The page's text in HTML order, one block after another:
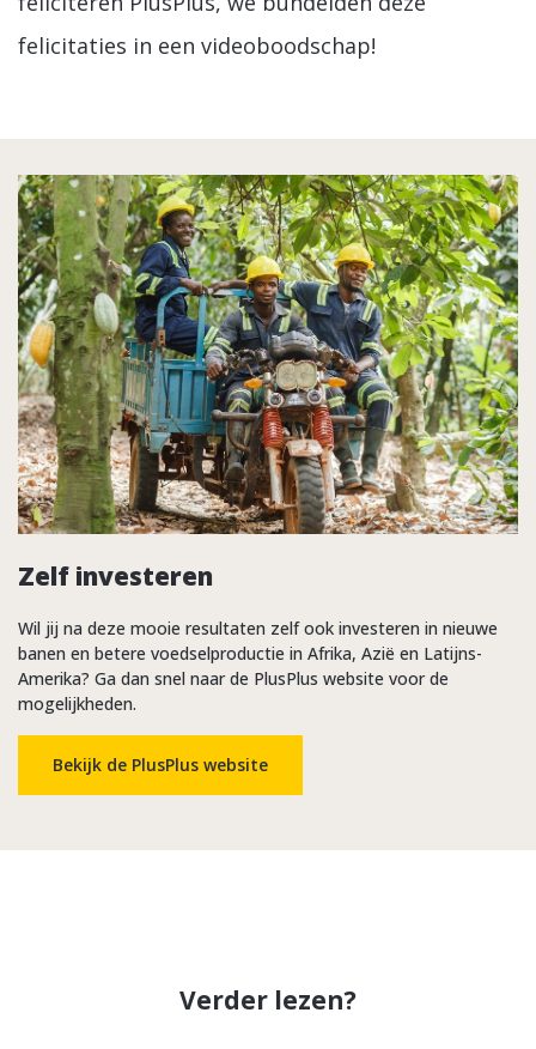
felicitaties in een videoboodschap!
Zelf investeren
Wil jij na deze mooie resultaten zelf ook investeren in nieuwe
banen en betere voedselproductie in Afrika, Azië en Latijns-
Amerika? Ga dan snel naar de PlusPlus website voor de
mogelijkheden.
Bekijk de PlusPlus website
Verder lezen?